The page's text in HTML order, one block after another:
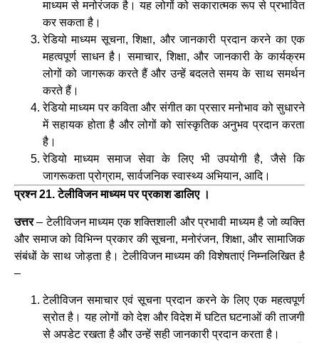
माध्यम से मनोरंजक है। यह लोगों को सकारात्मक रूप से प्रभावित
कर सकता है।
रेडियो माध्यम सूचना, शिक्षा, और जानकारी प्रदान करने का एक
महत्वपूर्ण साधन है। समाचार, शिक्षा, और जानकारी के कार्यक्रम
लोगों को जागरूक करते हैं और उन्हें बदलते समय के साथ समर्थन
करते हैं।
रेडियो माध्यम पर कविता और संगीत का प्रसार मनोभाव को सुधारने
में सहायक होता है और लोगों को सांस्कृतिक अनुभव प्रदान करता
है।
रेडियो माध्यम समाज सेवा के लिए भी उपयोगी है, जैसे कि
जागरूकता प्रोग्राम, सार्वजनिक स्वास्थ्य अभियान, आदि।
प्रश्न 21. टेलीविजन माध्यम पर प्रकाश डालिए ।
उत्तर– टेलीविजन माध्यम एक शक्तिशाली और प्रभावी माध्यम है जो व्यक्ति
और समाज को विभिन्न प्रकार की सूचना, मनोरंजन, शिक्षा, और सामाजिक
संबंधों के साथ जोड़ता है। टेलीविजन माध्यम की विशेषताएं निम्नलिखित है
–
टेलीविजन समाचार एवं सूचना प्रदान करने के लिए एक महत्वपूर्ण
स्रोत है। यह लोगों को देश और विदेश में घटित घटनाओं की ताजगी
से अपडेट रखता है और उन्हें सही जानकारी प्रदान करता है।